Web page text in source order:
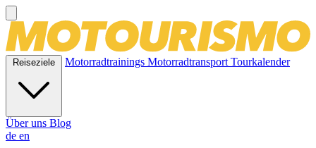
Reiseziele Motorradtrainings MotorradtransportTourkalender
Über uns Blog
de en